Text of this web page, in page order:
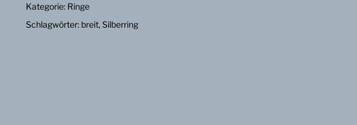
Kategorie: Ringe
Schlagwörter: breit,Silberring